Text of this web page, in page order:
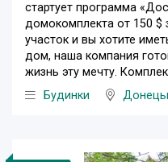
стартует программа
домокомплекта от 150 $
участок и вы хотите
дом, наша компания
жизнь эту мечту.
Будинки